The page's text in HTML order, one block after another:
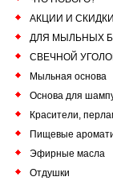
АКЦИИ И СКИДКИ
ДЛЯ МЫЛЬНЫХ
СВЕЧНОЙ
Мыльная основа
Основа для
Красители,
Пищевые
Эфирные масла
Отдушки